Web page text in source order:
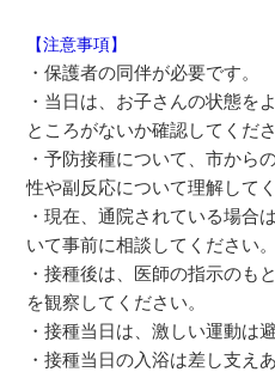
【注意事項】
・保護者の同伴が必要です。
・当日は、お子さんの状態を
ところがないか確認してくださ
・予防接種について、市から
性や副反応について理解してく
・現在、通院されている場合
いて事前に相談してください。
・接種後は、医師の指示のも
を観察してください。
・接種当日は、激しい運動は
・接種当日の入浴は差し支え